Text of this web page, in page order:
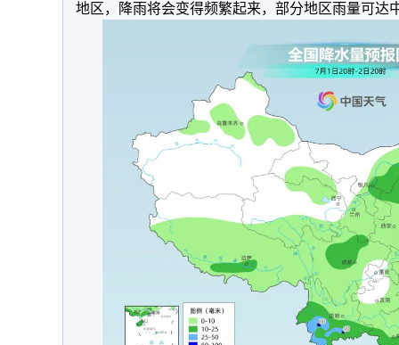
地区，降雨将会变得频繁起来，部分地区雨量可达